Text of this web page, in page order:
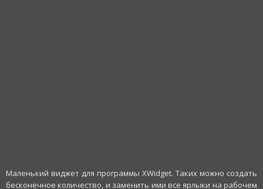
Маленький виджет для программы XWidget. Таких можно создать
бесконечное количество, и заменить ими все ярлыки на рабочем